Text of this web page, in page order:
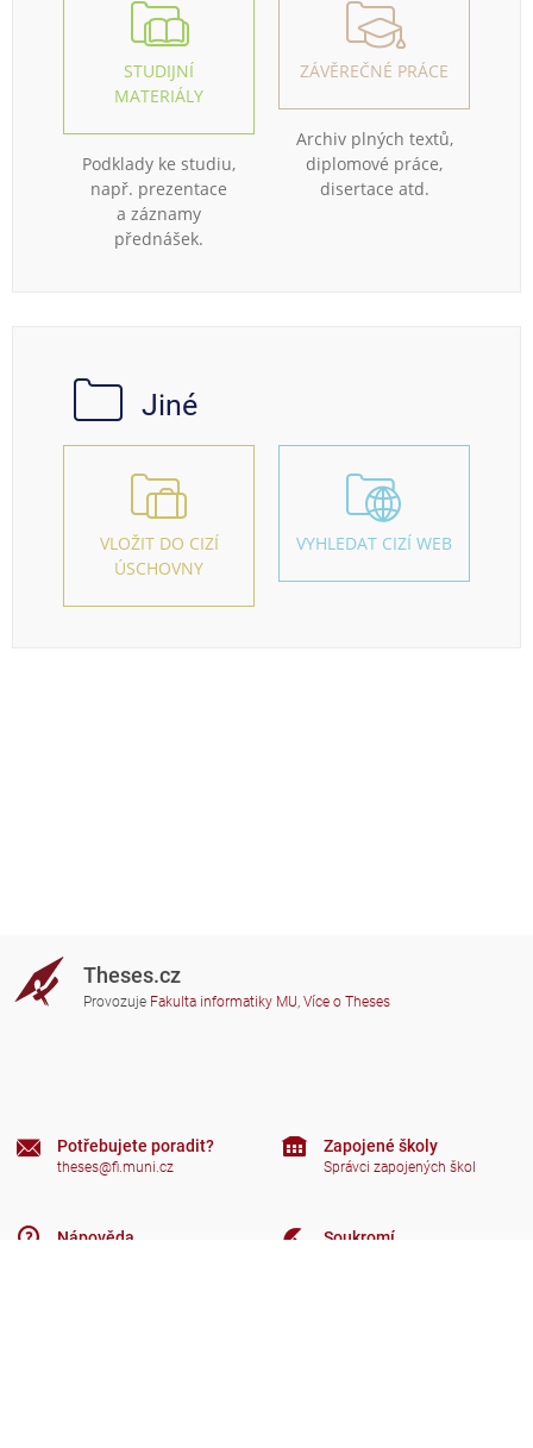
STUDIJNÍ
MATERIÁLY
Podklady ke studiu,
např. prezentace
a záznamy
přednášek.
ZÁVĚREČNÉ PRÁCE
Archiv plných textů,
diplomové práce,
disertace atd.
Jiné
VLOŽIT DO CIZÍ
ÚSCHOVNY
VYHLEDAT CIZÍ WEB
Theses.cz
Provozuje Fakulta informatiky MU, Více o Theses
Potřebujete poradit?
theses@fi.muni.cz
Nápověda
Zapojené školy
Správci zapojených škol
Soukromí